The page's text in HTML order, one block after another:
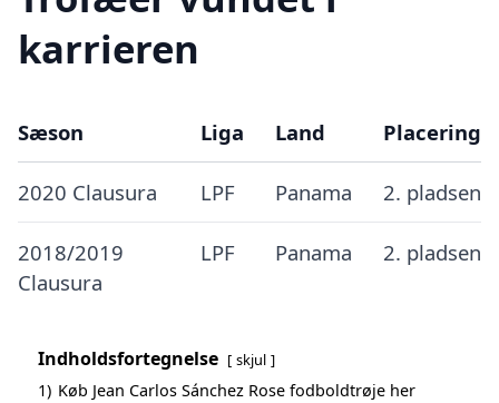
karrieren
Sæson Liga Land Placering
2020 Clausura LPF Panama 2. pladsen
2018/2019
Clausura
LPF Panama 2. pladsen
Indholdsfortegnelse skjul
1) Køb Jean Carlos Sánchez Rose fodboldtrøje her